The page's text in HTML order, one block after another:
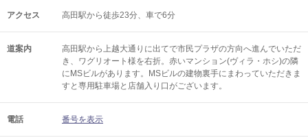
アクセス 高田駅から徒歩23分、車で6分
道案内
高田駅から上越大通りに出てで市民プラザの方向へ進んでいただ
き、ワグリオート様を右折。赤いマンション(ヴィラ・ホシ)の隣
にMSビルがあります。MSビルの建物裏手にまわっていただきま
すと専用駐車場と店舗入り口がございます。
電話 番号を表示